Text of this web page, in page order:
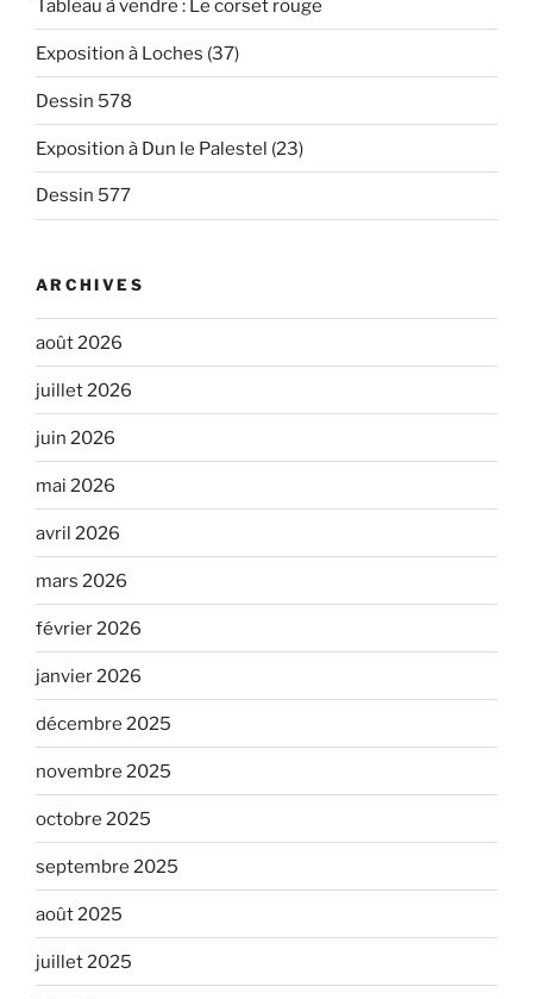
Tableau à vendre : Le corset rouge
Exposition à Loches (37)
Dessin 578
Exposition à Dun le Palestel (23)
Dessin 577
ARCHIVES
août 2026
juillet 2026
juin 2026
mai 2026
avril 2026
mars 2026
février 2026
janvier 2026
décembre 2025
novembre 2025
octobre 2025
septembre 2025
août 2025
juillet 2025